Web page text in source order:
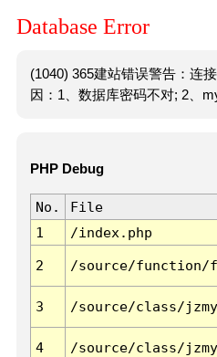
Database Error
(1040) 365建站错误警告：连
因：1、数据库密码不对; 2、
PHP Debug
No. File
1
/index.php
2 /source/function/
3 /source/class/
4 /source/class/